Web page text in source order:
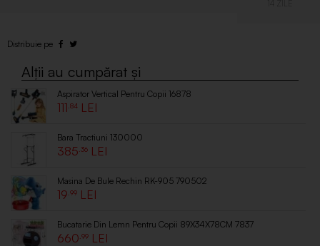
Aspirator Vertical Pentru Copii 16878
111 .84
Bara Tractiuni 130000
385 .36
Masina De Bule Rechin RK-905 790502
19 .99
Bucatarie Din Lemn Pentru Copii 89X34X78CM 7837
660 .99